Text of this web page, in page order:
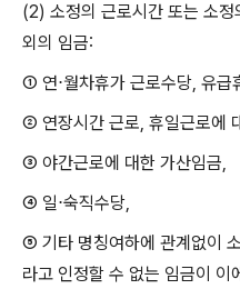
(2) 소정의 근로시간 또는 소
외의 임금:
① 연⋅월차휴가 근로수당, 유급
② 연장시간 근로, 휴일근로에
③ 야간근로에 대한 가산임금,
④ 일⋅숙직수당,
⑤ 기타 명칭여하에 관계없이
라고 인정할 수 없는 임금이 이